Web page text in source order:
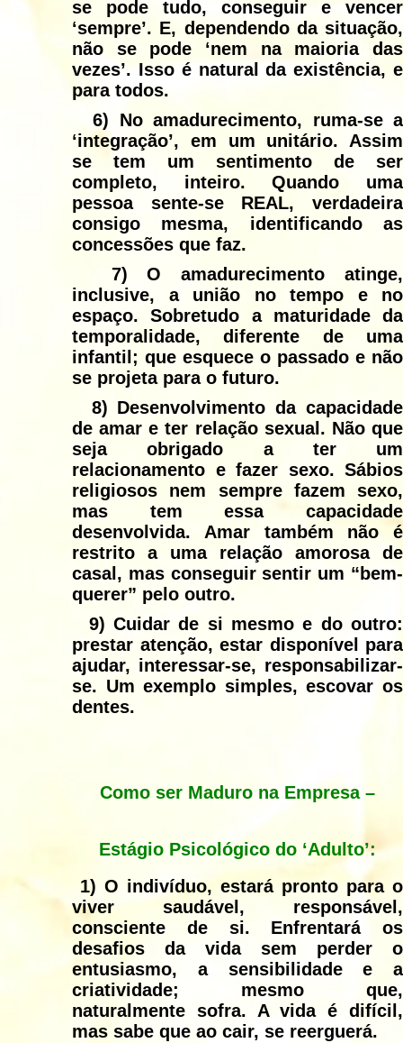
se pode tudo, conseguir e vencer
‘sempre’. E, dependendo da situação,
não se pode ‘nem na maioria das
vezes’. Isso é natural da existência, e
para todos.
6) No amadurecimento, ruma-se a
‘integração’, em um unitário. Assim
se tem um sentimento de ser
completo, inteiro. Quando uma
pessoa sente-se REAL, verdadeira
consigo mesma, identificando as
concessões que faz.
7) O amadurecimento atinge,
inclusive, a união no tempo e no
espaço. Sobretudo a maturidade da
temporalidade, diferente de uma
infantil; que esquece o passado e não
se projeta para o futuro.
8) Desenvolvimento da capacidade
de amar e ter relação sexual. Não que
seja obrigado a ter um
relacionamento e fazer sexo. Sábios
religiosos nem sempre fazem sexo,
mas tem essa capacidade
desenvolvida. Amar também não é
restrito a uma relação amorosa de
casal, mas conseguir sentir um “bem-
querer” pelo outro.
9) Cuidar de si mesmo e do outro:
prestar atenção, estar disponível para
ajudar, interessar-se, responsabilizar-
se. Um exemplo simples, escovar os
dentes.
Como ser Maduro na Empresa –
Estágio Psicológico do ‘Adulto’:
1) O indivíduo, estará pronto para o
viver saudável, responsável,
consciente de si. Enfrentará os
desafios da vida sem perder o
entusiasmo, a sensibilidade e a
criatividade; mesmo que,
naturalmente sofra. A vida é difícil,
mas sabe que ao cair, se reerguerá.